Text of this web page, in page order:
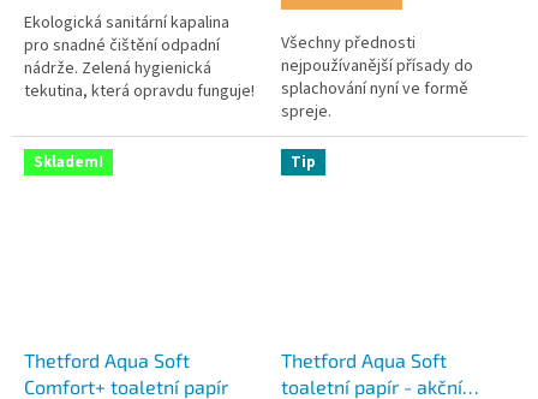
5
hvězdiček.
Ekologická sanitární kapalina
pro snadné čištění odpadní
nádrže. Zelená hygienická
tekutina, která opravdu funguje!
Všechny přednosti
nejpoužívanější přísady do
splachování nyní ve formě
spreje.
Skladem!
Thetford Aqua Soft
Comfort+ toaletní papír
Tip
Thetford Aqua Soft
toaletní papír - akční